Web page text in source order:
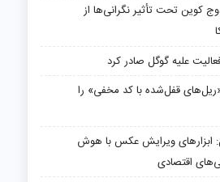
دوج کوین تحت تأثیر نگرانی‌ها از
علیه گوگل صادر کرد
«ریل‌های قفل‌شده با کد مخفی» را
ابزارهای ویرایش عکس با هوش
اقتصادی